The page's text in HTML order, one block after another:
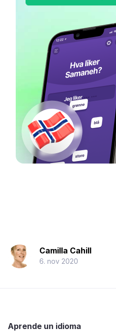
Camilla Cahill
6. nov 2020
Aprende un idioma